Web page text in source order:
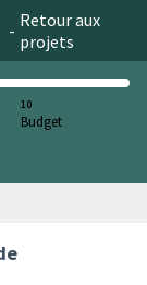
- Retour aux
projets
10
Budget